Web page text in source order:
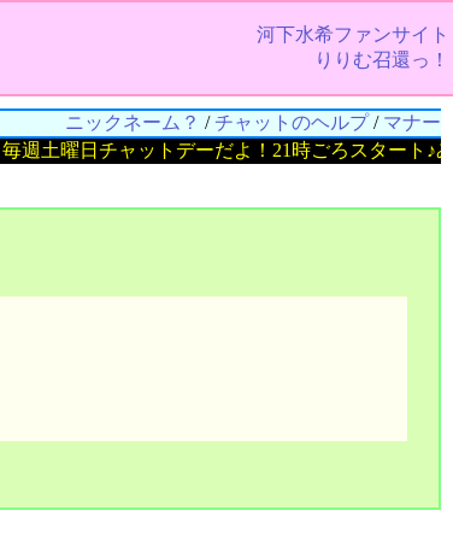
河下水希ファンサイト
りりむ召還っ！
ニックネーム？ / チャットのヘルプ/ マナー
毎週土曜日チャットデーだよ！21時ごろスタート♪